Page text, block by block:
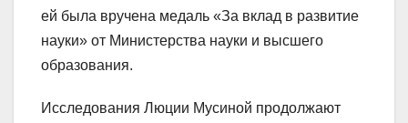
ей была вручена медаль «За вклад в развитие
науки» от Министерства науки и высшего
образования.
Исследования Люции Мусиной продолжают